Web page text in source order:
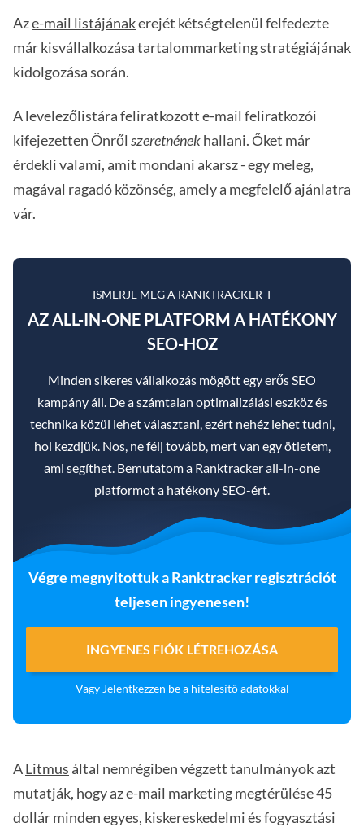
Aze-mail listájánakerejét kétségtelenül felfedezte
már kisvállalkozása tartalommarketing stratégiájának
kidolgozása során.
A levelezőlistára feliratkozott e-mail feliratkozói
kifejezetten Önről szeretnénekhallani. Őket már
érdekli valami, amit mondani akarsz - egy meleg,
magával ragadó közönség, amely a megfelelő ajánlatra
vár.
ISMERJE MEG A RANKTRACKER-T
AZ ALL-IN-ONE PLATFORM A HATÉKONY
SEO-HOZ
Minden sikeres vállalkozás mögött egy erős SEO
kampány áll. De a számtalan optimalizálási eszköz és
technika közül lehet választani, ezért nehéz lehet tudni,
hol kezdjük. Nos, ne félj tovább, mert van egy ötletem,
ami segíthet. Bemutatom a Ranktracker all-in-one
platformot a hatékony SEO-ért.
Végre megnyitottuk a Ranktracker regisztrációt
teljesen ingyenesen!
INGYENES FIÓK LÉTREHOZÁSA
Vagy Jelentkezzen bea hitelesítő adatokkal
ALitmus által nemrégiben végzett tanulmányok azt
mutatják, hogy az e-mail marketing megtérülése 45
dollár minden egyes, kiskereskedelmi és fogyasztási